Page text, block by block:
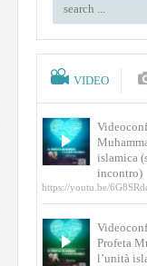
VIDEO
islamica
incontro)
https://youtu.be/
Profeta
l’unità